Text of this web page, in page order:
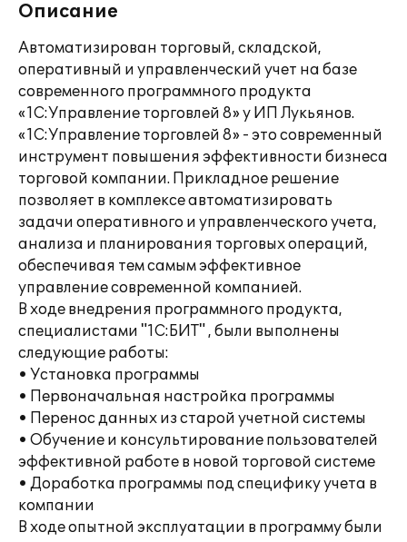
Описание
Автоматизирован торговый, складской,
оперативный и управленческий учет на базе
современного программного продукта
«1С:Управление торговлей 8» у ИП Лукьянов.
«1С:Управление торговлей 8» - это современный
инструмент повышения эффективности бизнеса
торговой компании. Прикладное решение
позволяет в комплексе автоматизировать
задачи оперативного и управленческого учета,
анализа и планирования торговых операций,
обеспечивая тем самым эффективное
управление современной компанией.
В ходе внедрения программного продукта,
специалистами "1С:БИТ" , были выполнены
следующие работы:
• Установка программы
• Первоначальная настройка программы
• Перенос данных из старой учетной системы
• Обучение и консультирование пользователей
эффективной работе в новой торговой системе
• Доработка программы под специфику учета в
компании
В ходе опытной эксплуатации в программу были